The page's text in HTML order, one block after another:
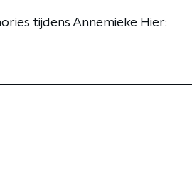
tijdens Annemieke Hier: